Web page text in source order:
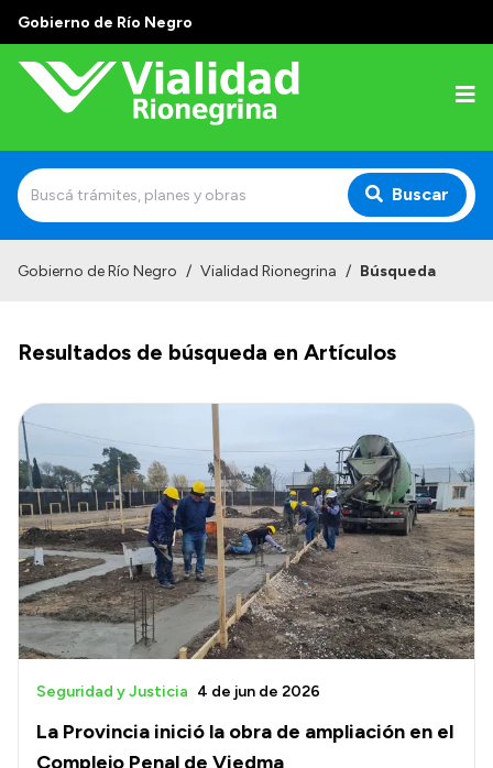
Gobierno de Río Negro
Buscar
Funciones
Autoridades
Delegaciones
Normativa
Historia Vial
Mi Vial
Recibos de sueldo
Correo oficial
Gobierno de Río Negro / Vialidad Rionegrina / Búsqueda
Resultados de búsqueda en Artículos
La Provincia inició la obra de ampliación en el
Complejo Penal de Viedma
Seguridad y Justicia 4 de jun de 2026